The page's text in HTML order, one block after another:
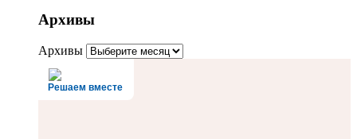
Архивы
Архивы
Решаем вместе